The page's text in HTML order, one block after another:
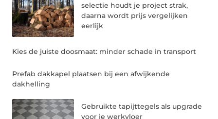
selectie houdt je project strak,
daarna wordt prijs vergelijken
eerlijk
Kies de juiste doosmaat: minder schade in transport
Prefab dakkapel plaatsen bij een afwijkende
dakhelling
Gebruikte tapijttegels als upgrade
voor je werkvloer